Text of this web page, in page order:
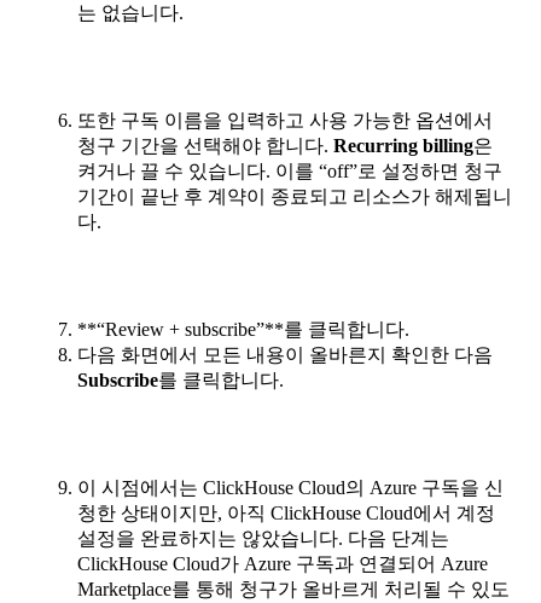
는 없습니다.
또한 구독 이름을 입력하고 사용 가능한 옵션에서
청구 기간을 선택해야 합니다. Recurring billing은
켜거나 끌 수 있습니다. 이를 “off”로 설정하면 청구
기간이 끝난 후 계약이 종료되고 리소스가 해제됩니
다.
**“Review + subscribe”**를 클릭합니다.
다음 화면에서 모든 내용이 올바른지 확인한 다음
Subscribe를 클릭합니다.
이 시점에서는 ClickHouse Cloud의 Azure 구독을 신
청한 상태이지만, 아직 ClickHouse Cloud에서 계정
설정을 완료하지는 않았습니다. 다음 단계는
ClickHouse Cloud가 Azure 구독과 연결되어 Azure
Marketplace를 통해 청구가 올바르게 처리될 수 있도